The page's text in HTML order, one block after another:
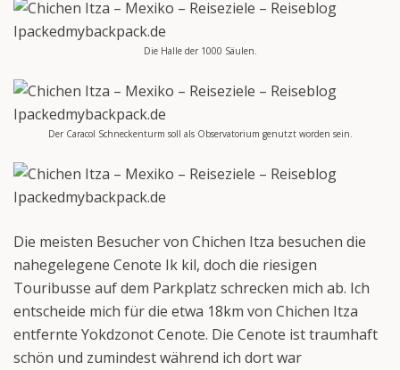
Die Halle der 1000 Säulen.
Der Caracol Schneckenturm soll als Observatorium genutzt worden sein.
Die meisten Besucher von Chichen Itza besuchen die
nahegelegene Cenote Ik kil, doch die riesigen
Touribusse auf dem Parkplatz schrecken mich ab. Ich
entscheide mich für die etwa 18km von Chichen Itza
entfernte Yokdzonot Cenote. Die Cenote ist traumhaft
schön und zumindest während ich dort war